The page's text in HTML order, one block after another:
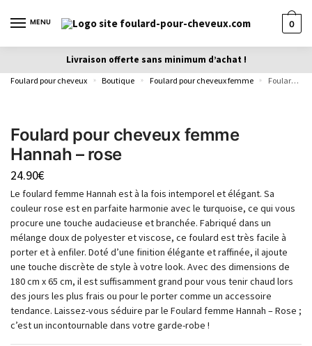
MENU 0
Livraison offerte sans minimum d’achat !
Foulard pour cheveux » Boutique » Foulard pour cheveux femme » Foulard pour cheveux femme Hannah – rose
Foulard pour cheveux femme
Hannah – rose
24.90€
Le foulard femme Hannah est à la fois intemporel et élégant. Sa
couleur rose est en parfaite harmonie avec le turquoise, ce qui vous
procure une touche audacieuse et branchée. Fabriqué dans un
mélange doux de polyester et viscose, ce foulard est très facile à
porter et à enfiler. Doté d’une finition élégante et raffinée, il ajoute
une touche discrète de style à votre look. Avec des dimensions de
180 cm x 65 cm, il est suffisamment grand pour vous tenir chaud lors
des jours les plus frais ou pour le porter comme un accessoire
tendance. Laissez-vous séduire par le Foulard femme Hannah – Rose ;
c’est un incontournable dans votre garde-robe !